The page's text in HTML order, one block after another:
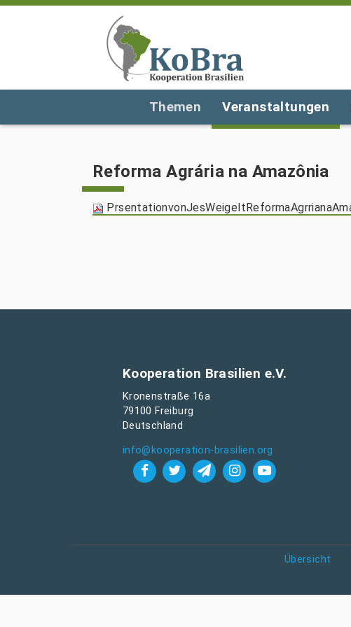
Themen Veranstaltungen
Reforma Agrária na Amazônia
Kooperation Brasilien e.V.
Kronenstraße 16a
79100 Freiburg
Deutschland
info@kooperation-brasilien.org
Übersicht